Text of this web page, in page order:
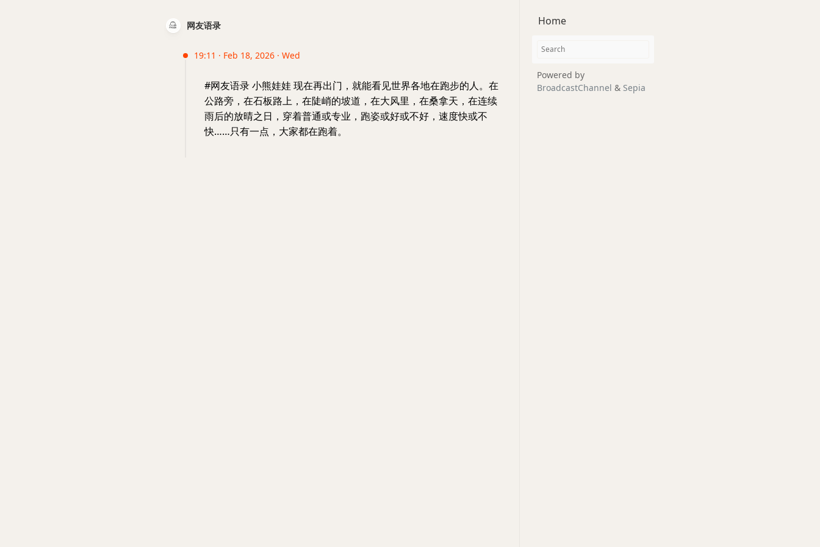
网友语录
19:11 · Feb 18, 2026 · Wed
#网友语录 小熊娃娃 现在再出门，就能看见世界各地在跑步的人。在
公路旁，在石板路上，在陡峭的坡道，在大风里，在桑拿天，在连续
雨后的放晴之日，穿着普通或专业，跑姿或好或不好，速度快或不
快……只有一点，大家都在跑着。
Home
Powered by
BroadcastChannel & Sepia